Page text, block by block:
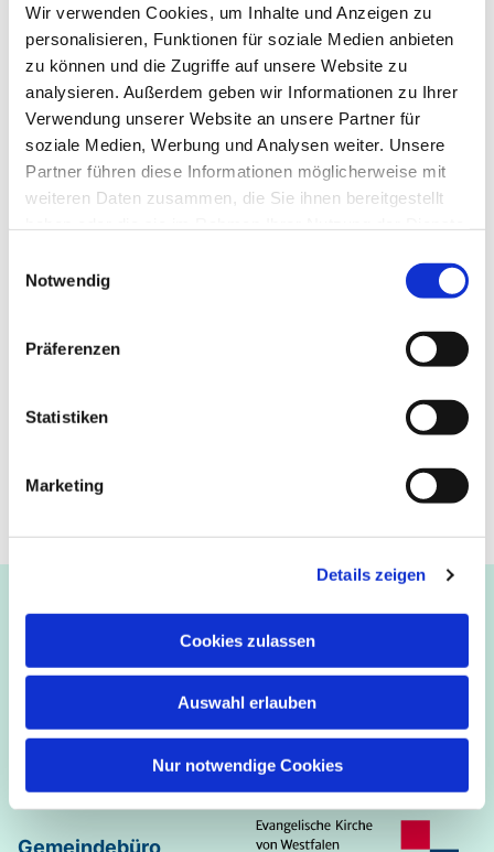
Wir verwenden Cookies, um Inhalte und Anzeigen zu
personalisieren, Funktionen für soziale Medien anbieten
zu können und die Zugriffe auf unsere Website zu
analysieren. Außerdem geben wir Informationen zu Ihrer
Verwendung unserer Website an unsere Partner für
soziale Medien, Werbung und Analysen weiter. Unsere
Partner führen diese Informationen möglicherweise mit
weiteren Daten zusammen, die Sie ihnen bereitgestellt
Notwendig
Präferenzen
Statistiken
Marketing
Details zeigen
Cookies zulassen
Auswahl erlauben
Nur notwendige Cookies
Paul-Gerhardt-Haus, Am Abdinghof
5, 33098 Paderborn
Ev.-luth. Kirchengemeinde Paderborn
Bastfelder Weg 30 - 33098 Paderborn
Martin-Luther–Markus–
Johannes–Lukas
Gemeindebüro